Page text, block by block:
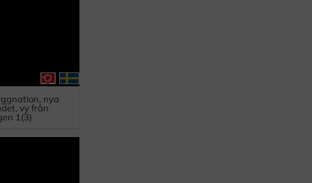
nya
vy från
1(3)